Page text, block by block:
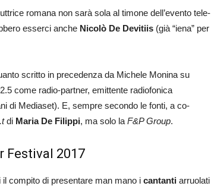
romana non sarà sola al timone dell’evento tele-
esserci anche Nicolò De Devitiis (già “iena” per
scritto in precedenza da Michele Monina su
come radio-partner, emittente radiofonica
di Mediaset). E, sempre secondo le fonti, a co-
di Maria De Filippi, ma solo la F&P Group.
Festival 2017
il compito di presentare man mano i cantanti arruolati